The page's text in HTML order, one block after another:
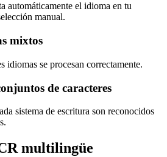
automáticamente el idioma en tu
manual.
mixtos
idiomas se procesan correctamente.
de caracteres
sistema de escritura son reconocidos
multilingüe